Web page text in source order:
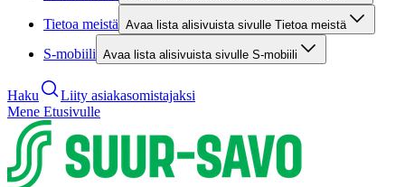
Tietoa meistä Avaa lista alisivuista sivulle Tietoa meistä
S-mobiili Avaa lista alisivuista sivulle S-mobiili
Haku
Liity asiakasomistajaksi
Mene Etusivulle